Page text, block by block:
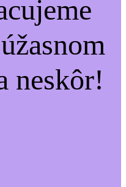
neskôr!